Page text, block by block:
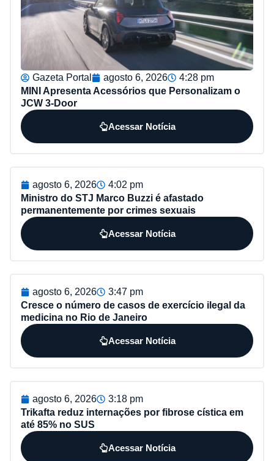
Gazeta Portal agosto 6, 2026
4:28 pm
MINI Apresenta Acessórios que Personalizam o
JCW 3-Door
Acessar Notícia
agosto 6, 2026
4:02 pm
Ministro do STJ Marco Buzzi é afastado
permanentemente por crimes sexuais
Acessar Notícia
agosto 6, 2026
3:47 pm
Cresce o número de casos de exercício ilegal da
medicina no Rio de Janeiro
Acessar Notícia
agosto 6, 2026
3:18 pm
Trikafta reduz internações por fibrose cística em
até 85% no SUS
Acessar Notícia